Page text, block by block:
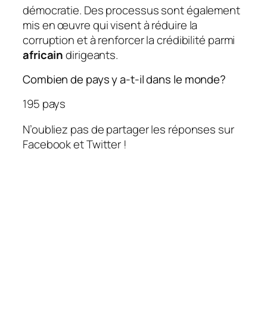
démocratie. Des processus sont également
mis en œuvre qui visent à réduire la
corruption et à renforcer la crédibilité parmi
africaindirigeants.
Combien de pays y a-t-il dans le monde?
195 pays
N’oubliez pas de partager les réponses sur
Facebook et Twitter !